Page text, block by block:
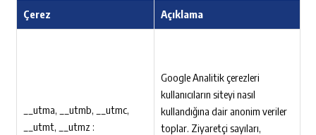
Çerez Açıklama
__utma, __utmb, __utmc,
__utmt, __utmz :
Google Analitik çerezleri
kullanıcıların siteyi nasıl
kullandığına dair anonim veriler
toplar. Ziyaretçi sayıları,